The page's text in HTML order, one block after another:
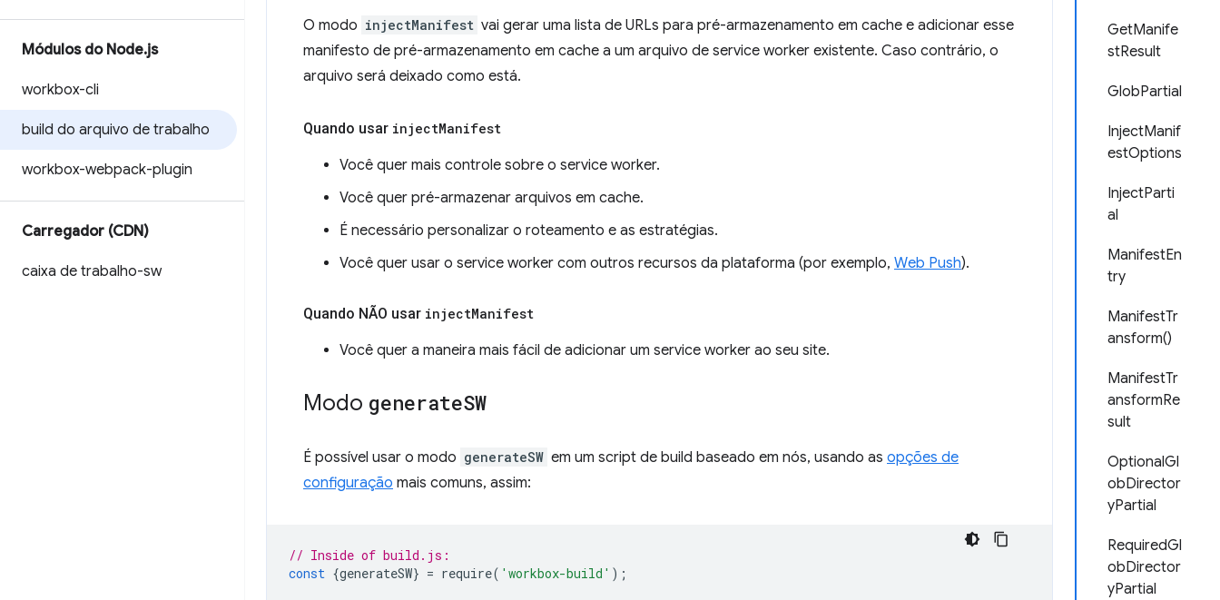
Módulos do Node.js
workbox-cli
build do arquivo de trabalho
workbox-webpack-plugin
Carregador (CDN)
caixa de trabalho-sw
GetManife
stResult
GlobPartial
InjectManif
estOptions
InjectParti
al
ManifestEn
try
ManifestTr
ansform()
ManifestTr
ansformRe
sult
OptionalGl
obDirector
yPartial
RequiredGl
obDirector
yPartial
O modo injectManifest vai gerar uma lista de URLs para pré-armazenamento em cache e adicionar esse
manifesto de pré-armazenamento em cache a um arquivo de service worker existente. Caso contrário, o
arquivo será deixado como está.
Quando usar injectManifest
Você quer mais controle sobre o service worker.
Você quer pré-armazenar arquivos em cache.
É necessário personalizar o roteamento e as estratégias.
Você quer usar o service worker com outros recursos da plataforma (por exemplo, Web Push).
Quando NÃO usar injectManifest
Você quer a maneira mais fácil de adicionar um service worker ao seu site.
Modo generateSW
É possível usar o modo generateSW em um script de build baseado em nós, usando as opções de
configuração mais comuns, assim:
// Inside of build.js:
const {generateSW} = require( 'workbox-build' );